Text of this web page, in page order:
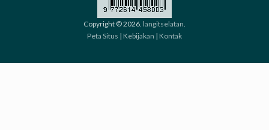
Copyright © 2026. langitselatan
Peta Situs | Kebijakan | Kontak